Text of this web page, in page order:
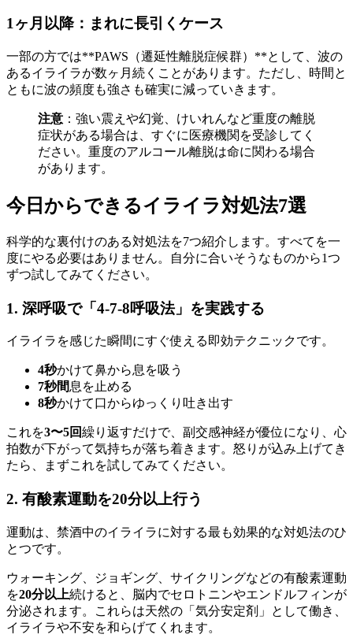
1ヶ月以降：まれに長引くケース
一部の方では**PAWS（遷延性離脱症候群）**として、波の
あるイライラが数ヶ月続くことがあります。ただし、時間と
ともに波の頻度も強さも確実に減っていきます。
注意 ：強い震えや幻覚、けいれんなど重度の離脱
症状がある場合は、すぐに医療機関を受診してく
ださい。重度のアルコール離脱は命に関わる場合
があります。
今日からできるイライラ対処法7選
科学的な裏付けのある対処法を7つ紹介します。すべてを一
度にやる必要はありません。自分に合いそうなものから1つ
ずつ試してみてください。
1. 深呼吸で「4-7-8呼吸法」を実践する
イライラを感じた瞬間にすぐ使える即効テクニックです。
4秒かけて鼻から息を吸う
7秒間息を止める
8秒かけて口からゆっくり吐き出す
これを3〜5回繰り返すだけで、副交感神経が優位になり、心
拍数が下がって気持ちが落ち着きます。怒りが込み上げてき
たら、まずこれを試してみてください。
2. 有酸素運動を20分以上行う
運動は、禁酒中のイライラに対する最も効果的な対処法のひ
とつです。
ウォーキング、ジョギング、サイクリングなどの有酸素運動
を20分以上続けると、脳内でセロトニンやエンドルフィンが
分泌されます。これらは天然の「気分安定剤」として働き、
イライラや不安を和らげてくれます。